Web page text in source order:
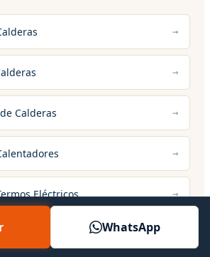
Calderas
Eléctricos
Calefacción WhatsApp